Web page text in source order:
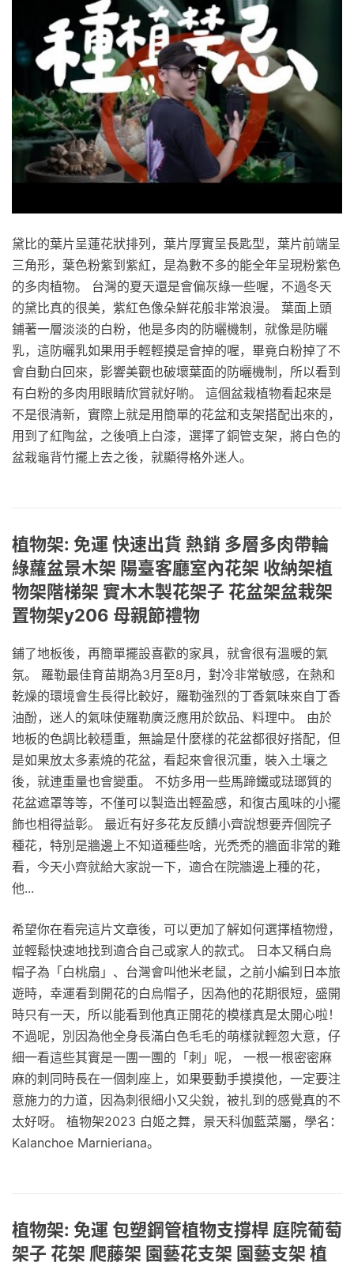
黛比的葉片呈蓮花狀排列，葉片厚實呈長匙型，葉片前端呈
三角形，葉色粉紫到紫紅，是為數不多的能全年呈現粉紫色
的多肉植物。 台灣的夏天還是會偏灰綠一些喔，不過冬天
的黛比真的很美，紫紅色像朵鮮花般非常浪漫。 葉面上頭
鋪著一層淡淡的白粉，他是多肉的防曬機制，就像是防曬
乳，這防曬乳如果用手輕輕摸是會掉的喔，畢竟白粉掉了不
會自動白回來，影響美觀也破壞葉面的防曬機制，所以看到
有白粉的多肉用眼睛欣賞就好喲。 這個盆栽植物看起來是
不是很清新，實際上就是用簡單的花盆和支架搭配出來的，
用到了紅陶盆，之後噴上白漆，選擇了銅管支架，將白色的
盆栽龜背竹擺上去之後，就顯得格外迷人。
植物架: 免運 快速出貨 熱銷 多層多肉帶輪
綠蘿盆景木架 陽臺客廳室內花架 收納架植
物架階梯架 實木木製花架子 花盆架盆栽架
置物架y206 母親節禮物
鋪了地板後，再簡單擺設喜歡的家具，就會很有溫暖的氣
氛。 羅勒最佳育苗期為3月至8月，對冷非常敏感，在熱和
乾燥的環境會生長得比較好，羅勒強烈的丁香氣味來自丁香
油酚，迷人的氣味使羅勒廣泛應用於飲品、料理中。 由於
地板的色調比較穩重，無論是什麼樣的花盆都很好搭配，但
是如果放太多素燒的花盆，看起來會很沉重，裝入土壤之
後，就連重量也會變重。 不妨多用一些馬蹄鐵或琺瑯質的
花盆遮罩等等，不僅可以製造出輕盈感，和復古風味的小擺
飾也相得益彰。 最近有好多花友反饋小齊說想要弄個院子
種花，特別是牆邊上不知道種些啥，光禿禿的牆面非常的難
看，今天小齊就給大家說一下，適合在院牆邊上種的花，
他...
希望你在看完這片文章後，可以更加了解如何選擇植物燈，
並輕鬆快速地找到適合自己或家人的款式。 日本又稱白烏
帽子為「白桃扇」、台灣會叫他米老鼠，之前小編到日本旅
遊時，幸運看到開花的白烏帽子，因為他的花期很短，盛開
時只有一天，所以能看到他真正開花的模樣真是太開心啦！
不過呢，別因為他全身長滿白色毛毛的萌樣就輕忽大意，仔
細一看這些其實是一團一團的「刺」呢， 一根一根密密麻
麻的刺同時長在一個刺座上，如果要動手摸摸他，一定要注
意施力的力道，因為刺很細小又尖銳，被扎到的感覺真的不
太好呀。 植物架2023 白姬之舞，景天科伽藍菜屬，學名：
Kalanchoe Marnieriana。
植物架: 免運 包塑鋼管植物支撐桿 庭院葡萄
架子 花架 爬藤架 園藝花支架 園藝支架 植